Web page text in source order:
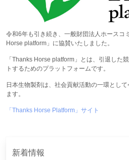
令和6年も引き続き、一般財団法人ホースコ
Horse platform」に協賛いたしました。
「Thanks Horse platform」とは、引退した
トするためのプラットフォームです。
日本生物製剤は、社会貢献活動の一環とし
ます。
「Thanks Horse Platform」サイト
新着情報